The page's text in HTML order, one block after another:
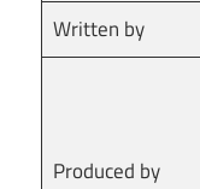
Written by
Produced by